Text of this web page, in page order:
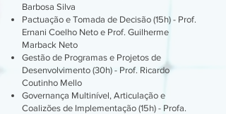
Barbosa Silva
Pactuação e Tomada de Decisão (15h) - Prof.
Ernani Coelho Neto e Prof. Guilherme
Marback Neto
Gestão de Programas e Projetos de
Desenvolvimento (30h) - Prof. Ricardo
Coutinho Mello
Governança Multinível, Articulação e
Coalizões de Implementação (15h) - Profa.